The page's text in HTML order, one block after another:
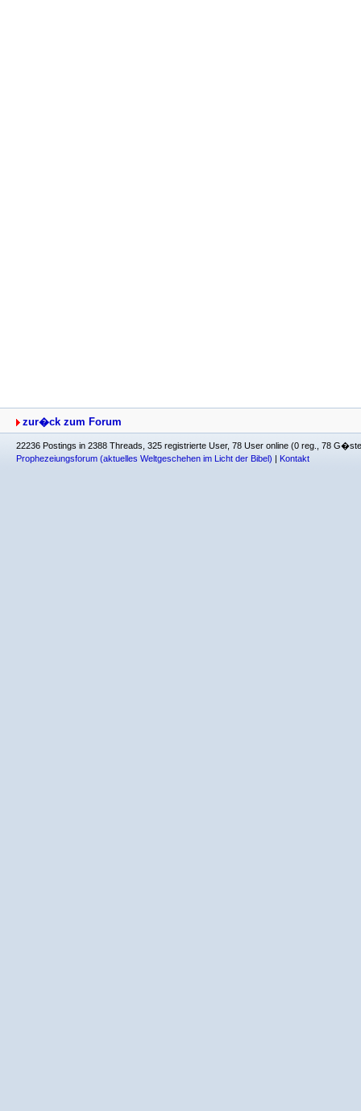
zur�ck zum Forum
22236 Postings in 2388 Threads, 325 registrierte User, 78 User online (0 reg., 78
Prophezeiungsforum (aktuelles Weltgeschehen im Licht der Bibel) | Kontakt